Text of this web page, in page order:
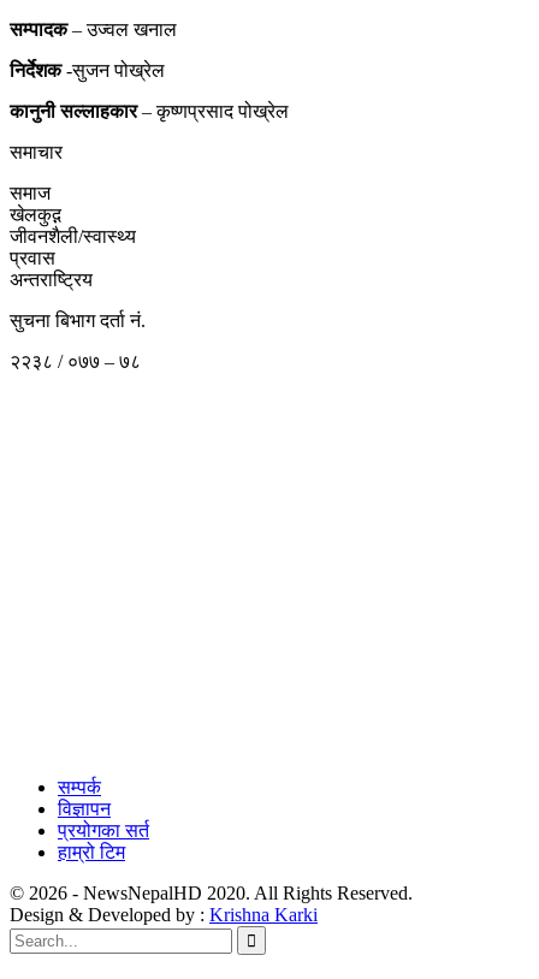
सम्पादक– उज्वल खनाल
निर्देशक-सुजन पोख्रेल
कानुनी सल्लाहकार– कृष्णप्रसाद पोख्रेल
समाचार
समाज
खेलकुद़़
जीवनशैली/स्वास्थ्य
प्रवास
अन्तराष्ट्रिय
सुचना बिभाग दर्ता नं.
२२३८ / ०७७ – ७८
सम्पर्क
विज्ञापन
प्रयोगका सर्त
हाम्रो टिम
© 2026 - NewsNepalHD 2020. All Rights Reserved.
Design & Developed by : Krishna Karki